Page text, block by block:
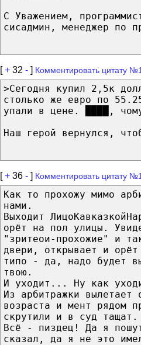
С Уважением,
сисадмин, менеджер по
[+ 32 - ] Комментировать цитату
>Сегодня купил 2,5к
столько же евро по
упали в цене. ████,
Наш герой вернулся,
[+ 36 - ] Комментировать цитату
Как то прохожу мимо
нами.
Выходит
орёт на пол улицы.
"зритеои-прохожие" и
двери, открывает и
типо - да, надо будет
твою.
И уходит... Ну как
Из арбитражки вылетает
возраста и мент рядом
скрутили и в суд тащат.
Всё - пиздец! Да я
сказал, да я не это